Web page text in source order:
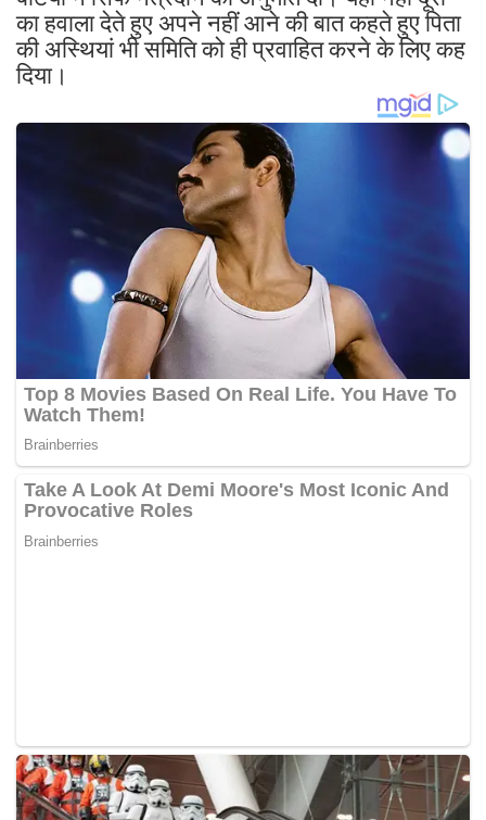
का हवाला देते हुए अपने नहीं आने की बात कहते हुए पिता
की अस्थियां भी समिति को ही प्रवाहित करने के लिए कह
दिया।